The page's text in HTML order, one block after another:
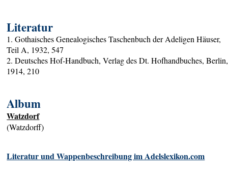
Literatur
1. Gothaisches Genealogisches Taschenbuch der Adeligen Häuser,
Teil A, 1932, 547
2. Deutsches Hof-Handbuch, Verlag des Dt. Hofhandbuches, Berlin,
1914, 210
Album
Watzdorf
(Watzdorff)
Literatur und Wappenbeschreibung im Adelslexikon.com